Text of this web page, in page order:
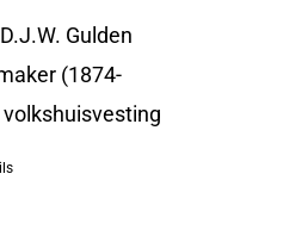
Gulden
(1874-